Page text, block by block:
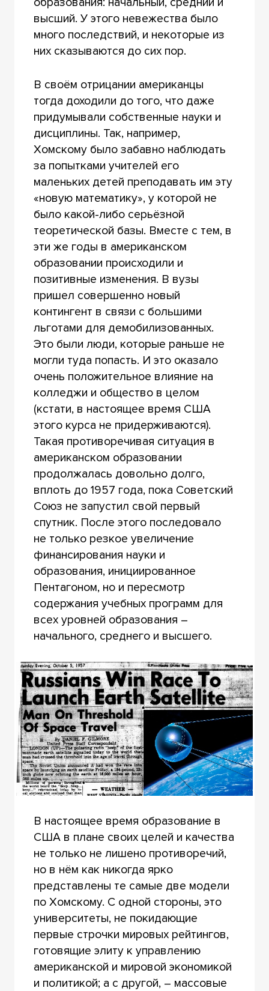
высший. У этого невежества было
много последствий, и некоторые из
них сказываются до сих пор.
В своём отрицании американцы
тогда доходили до того, что даже
придумывали собственные науки и
дисциплины. Так, например,
Хомскому было забавно наблюдать
за попытками учителей его
маленьких детей преподавать им эту
«новую математику», у которой не
было какой-либо серьёзной
теоретической базы. Вместе с тем, в
эти же годы в американском
образовании происходили и
позитивные изменения. В вузы
пришел совершенно новый
контингент в связи с большими
льготами для демобилизованных.
Это были люди, которые раньше не
могли туда попасть. И это оказало
очень положительное влияние на
колледжи и общество в целом
(кстати, в настоящее время США
этого курса не придерживаются).
Такая противоречивая ситуация в
американском образовании
продолжалась довольно долго,
вплоть до 1957 года, пока Советский
Союз не запустил свой первый
спутник. После этого последовало
не только резкое увеличение
финансирования науки и
образования, инициированное
Пентагоном, но и пересмотр
содержания учебных программ для
всех уровней образования –
начального, среднего и высшего.
В настоящее время образование в
США в плане своих целей и качества
не только не лишено противоречий,
но в нём как никогда ярко
представлены те самые две модели
по Хомскому. С одной стороны, это
университеты, не покидающие
первые строчки мировых рейтингов,
готовящие элиту к управлению
американской и мировой экономикой
и политикой; а с другой, – массовые